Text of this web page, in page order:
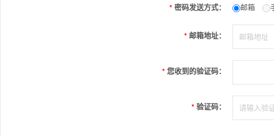
*密码发送方式： 邮箱
* 邮箱地址：
*您收到的验证码：
*验证码：